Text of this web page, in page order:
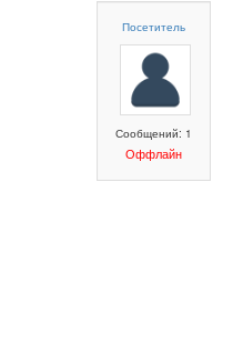
Посетитель
Сообщений: 1
Оффлайн